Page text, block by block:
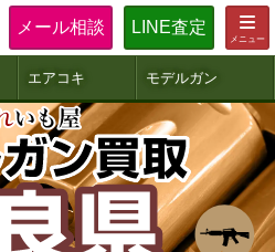
エアコキ モデルガン
メール相談 LINE査定